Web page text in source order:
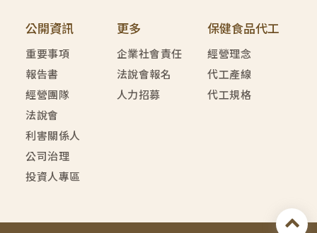
公開資訊
重要事項
報告書
經營團隊
法說會
利害關係人
公司治理
投資人專區
更多
企業社會責任
法說會報名
人力招募
保健食品代工
經營理念
代工產線
代工規格